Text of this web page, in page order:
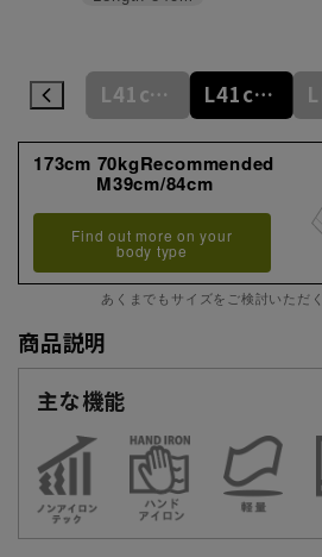
L41cm/84cm L41cm/86cm L41cm/88cm
173cm 70kgRecommended
M39cm/84cm
Find out more on your
body type
あくまでもサイズをご検討いただ
商品説明
主な機能